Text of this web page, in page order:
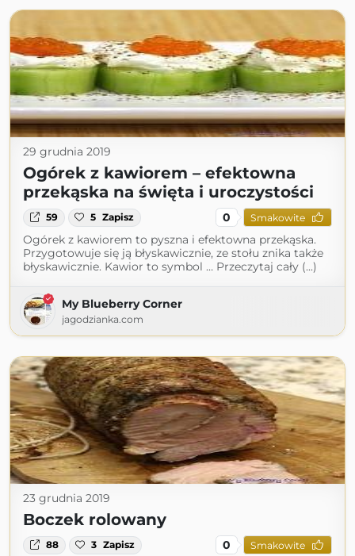
29 grudnia 2019
Ogórek z kawiorem – efektowna
przekąska na święta i uroczystości
59 5 Zapisz 0 Smakowite
Ogórek z kawiorem to pyszna i efektowna przekąska.
Przygotowuje się ją błyskawicznie, ze stołu znika także
błyskawicznie. Kawior to symbol … Przeczytaj cały (...)
My Blueberry Corner
jagodzianka.com
23 grudnia 2019
Boczek rolowany
88 3 Zapisz 0 Smakowite